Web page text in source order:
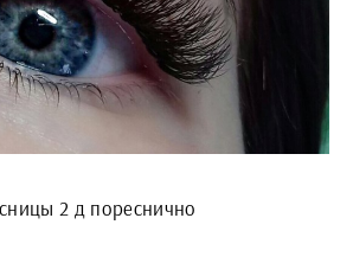
2 д пореснично